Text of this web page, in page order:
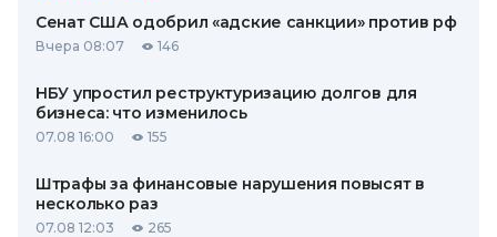
Сенат США одобрил «адские санкции» против рф
Вчера 08:07 146
НБУ упростил реструктуризацию долгов для
бизнеса: что изменилось
07.08 16:00 155
Штрафы за финансовые нарушения повысят в
несколько раз
07.08 12:03 265